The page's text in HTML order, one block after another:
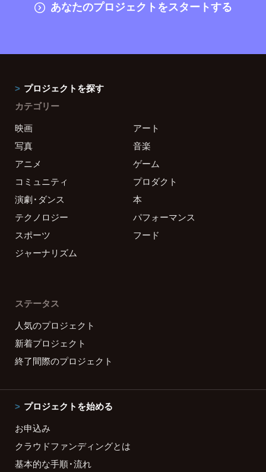
あなたのプロジェクトをスタートする
プロジェクトを探す
カテゴリー
映画
アート
写真
音楽
アニメ
ゲーム
コミュニティ
プロダクト
演劇・ダンス
本
テクノロジー
パフォーマンス
スポーツ
フード
ジャーナリズム
ステータス
人気のプロジェクト
新着プロジェクト
終了間際のプロジェクト
プロジェクトを始める
お申込み
クラウドファンディングとは
基本的な手順・流れ